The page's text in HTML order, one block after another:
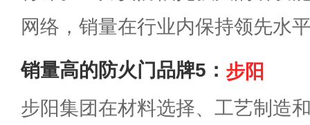
网络，销量在行业内保持领先水
销量高的防火门品牌5： 步阳
步阳集团在材料选择、工艺制造